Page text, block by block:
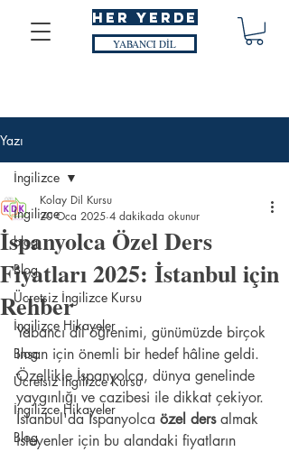
HER YERDE
YABANCI DİL
Yazı
İngilizce
blog
Blog
Ücretsiz İngilizce Kursu
İngilizce Hikayeler
Blog
Ücretsiz İngilizce Kursu
İngilizce Hikayeler
Blog
İngilizce
İspanyolca Özel Ders
Fiyatları 2025: İstanbul için
Rehber
Kolay Dil Kursu
20 Oca 2025 4 dakikada okunur
Yabancı dil öğrenimi, günümüzde birçok
insan için önemli bir hedef hâline geldi.
Özellikle İspanyolca, dünya genelinde
yaygınlığı ve cazibesi ile dikkat çekiyor.
İstanbul'da İspanyolca özel ders almak
isteyenler için bu alandaki fiyatların